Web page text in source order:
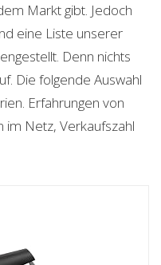
Markt gibt. Jedoch
eine Liste unserer
Denn nichts
Die folgende Auswahl
Erfahrungen von
im Netz, Verkaufszahl